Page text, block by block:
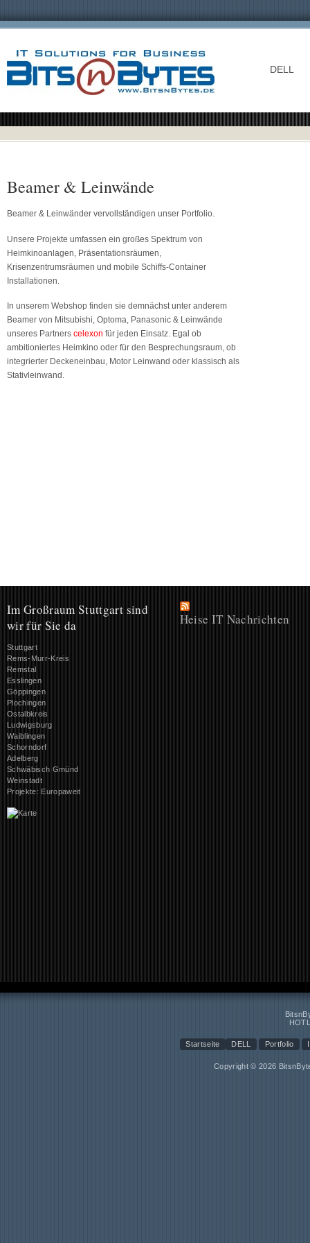
DELL
Beamer & Leinwände
Beamer & Leinwänder vervollständigen unser Portfolio.
Unsere Projekte umfassen ein großes Spektrum von
Heimkinoanlagen, Präsentationsräumen,
Krisenzentrumsräumen und mobile Schiffs-Container
Installationen.
In unserem Webshop finden sie demnächst unter anderem
Beamer von Mitsubishi, Optoma, Panasonic & Leinwände
unseres Partners celexon für jeden Einsatz. Egal ob
ambitioniertes Heimkino oder für den Besprechungsraum, ob
integrierter Deckeneinbau, Motor Leinwand oder klassisch als
Stativleinwand.
Im Großraum Stuttgart sind
wir für Sie da
Stuttgart
Rems-Murr-Kreis
Remstal
Esslingen
Göppingen
Plochingen
Ostalbkreis
Ludwigsburg
Waiblingen
Schorndorf
Adelberg
Schwäbisch Gmünd
Weinstadt
Projekte: Europaweit
Heise IT Nachrichten
Startseite DELL Portfolio
Copyright © 2026